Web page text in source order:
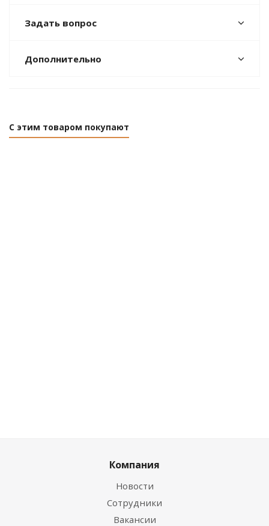
Задать вопрос
Дополнительно
С этим товаром покупают
Компания
Новости
Сотрудники
Вакансии